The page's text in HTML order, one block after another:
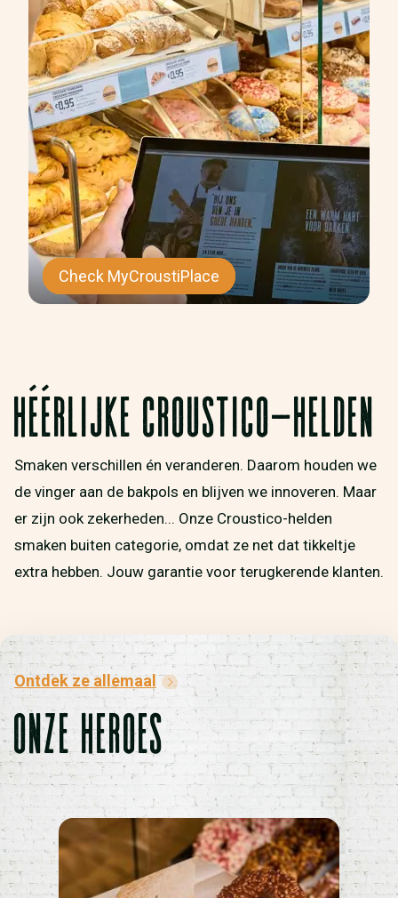
Check MyCroustiPlace
HÉÉRLIJKE CROUSTICO-HELDEN
Smaken verschillen én veranderen. Daarom houden we
de vinger aan de bakpols en blijven we innoveren. Maar
er zijn ook zekerheden... Onze Croustico-helden
smaken buiten categorie, omdat ze net dat tikkeltje
extra hebben. Jouw garantie voor terugkerende klanten.
ONZE HEROES
Ontdek ze allemaal